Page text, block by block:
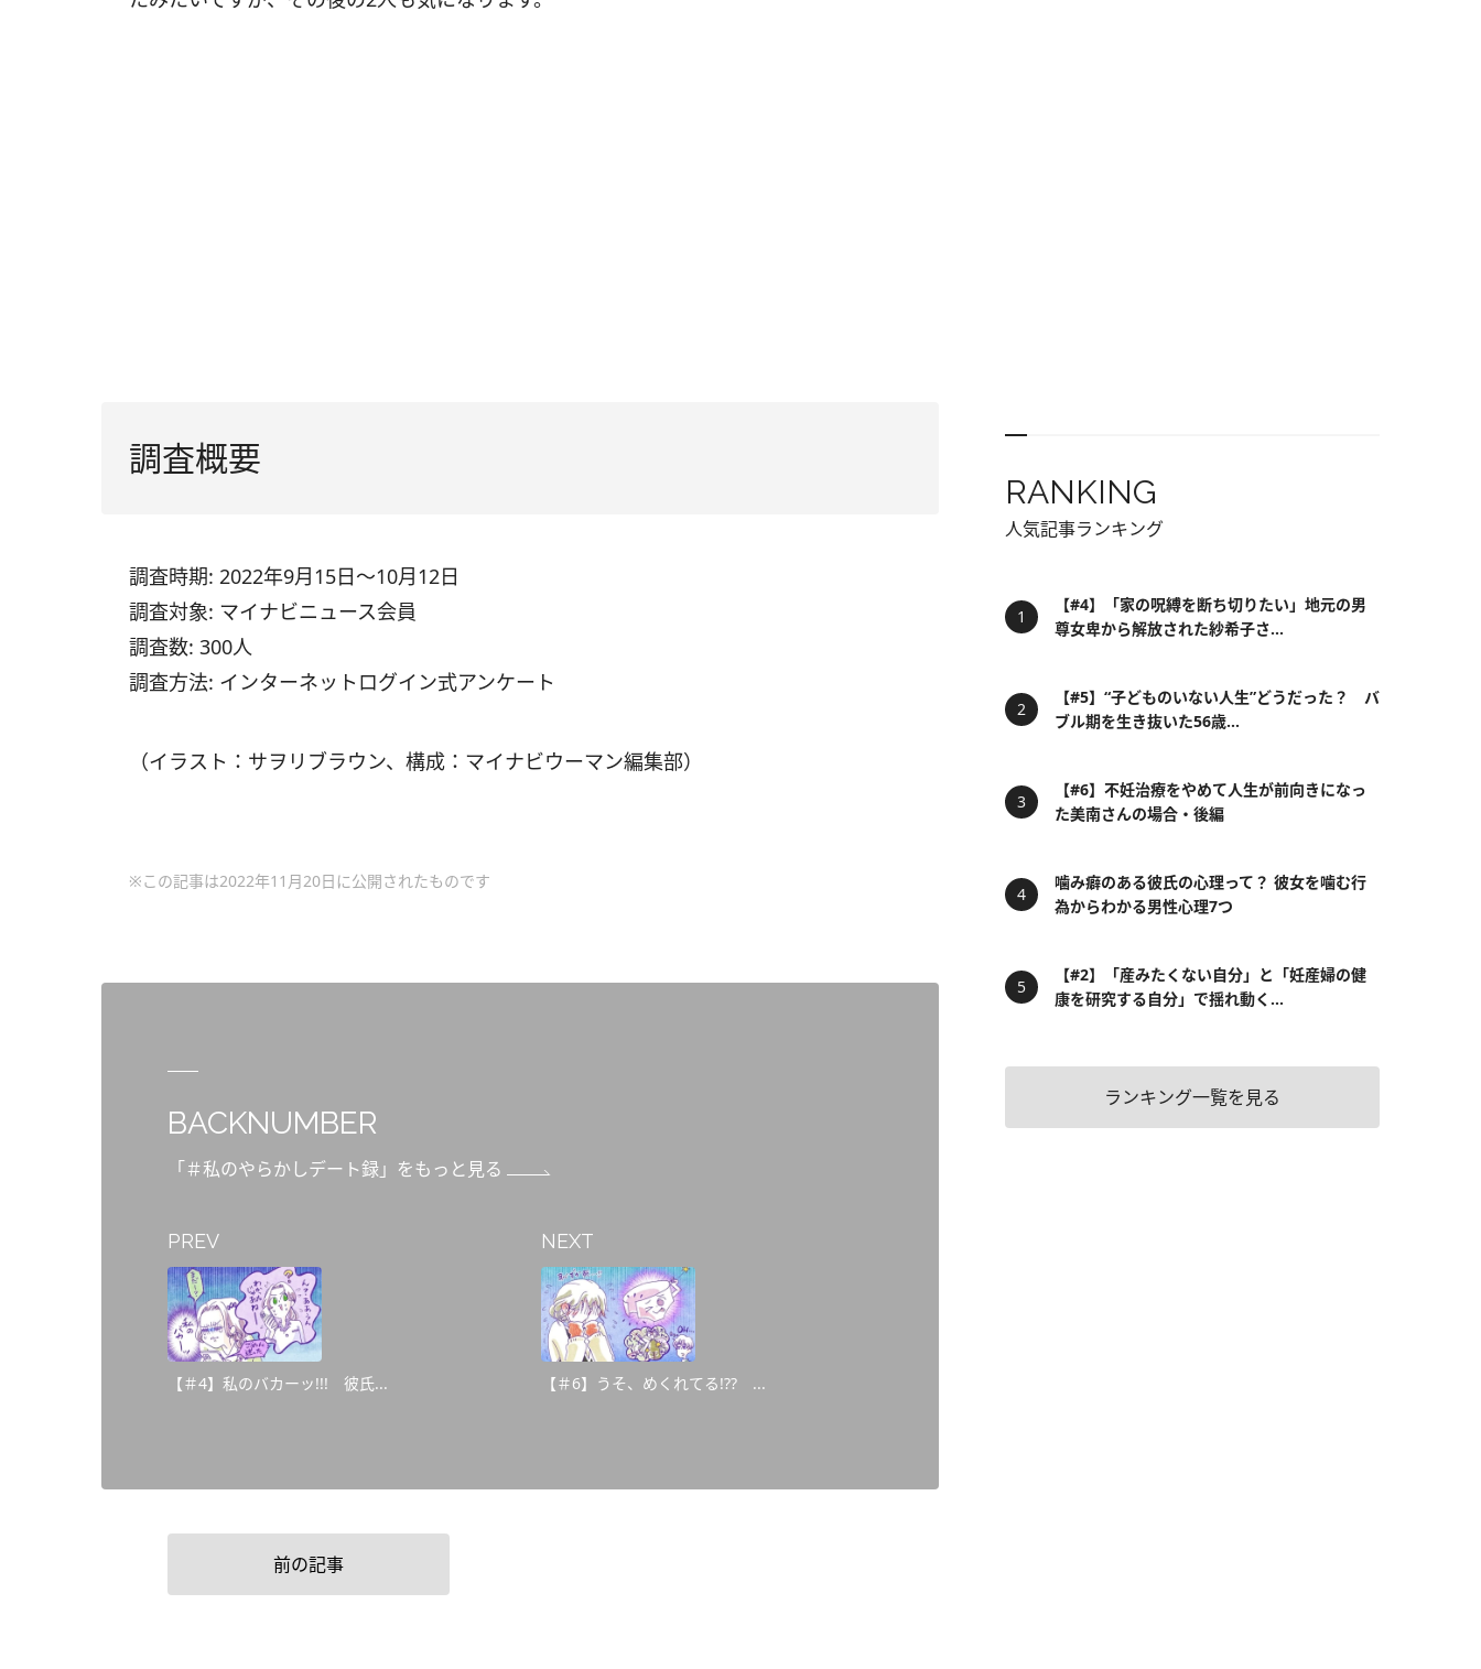
調査概要
調査時期: 2022年9月15日～10月12日
調査対象: マイナビニュース会員
調査数: 300人
調査方法: インターネットログイン式アンケート
（イラスト：サヲリブラウン、構成：マイナビウーマン編集部）
※この記事は2022年11月20日に公開されたものです
BACKNUMBER
「＃私のやらかしデート録」をもっと見る
PREV
【＃4】私のバカーッ!!! 彼氏...
NEXT
【＃6】うそ、めくれてる!?? ...
前の記事
RANKING
人気記事ランキング
【#4】「家の呪縛を断ち切りたい」地元の男
尊女卑から解放された紗希子さ...
【#5】“子どものいない人生”どうだった？ バ
ブル期を生き抜いた56歳...
【#6】不妊治療をやめて人生が前向きになっ
た美南さんの場合・後編
噛み癖のある彼氏の心理って？ 彼女を噛む行
為からわかる男性心理7つ
【#2】「産みたくない自分」と「妊産婦の健
康を研究する自分」で揺れ動く...
ランキング一覧を見る